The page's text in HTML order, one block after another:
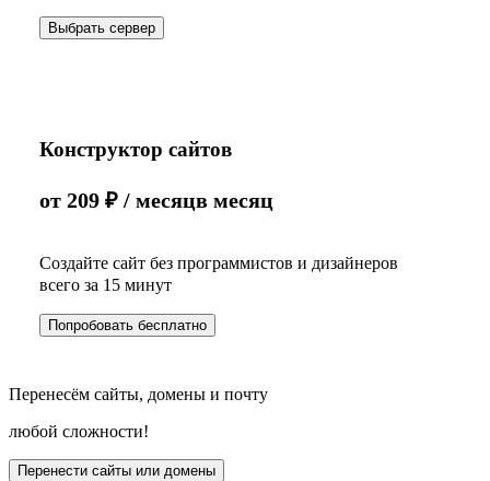
Выбрать сервер
Конструктор сайтов
Создайте сайт без программистов и дизайнеров
всего за 15 минут
от 209 ₽ / месяцв месяц
Попробовать бесплатно
Перенесём сайты, домены и почту
любой сложности!
Перенести сайты или домены